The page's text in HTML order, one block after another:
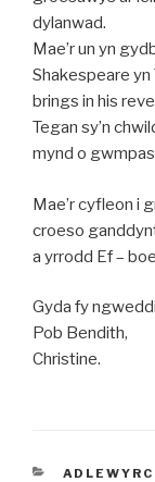
dylanwad.
Mae’r un yn
Shakespeare
brings in his
Tegan sy’n
mynd o
Mae’r cyfleon i
croeso ganddynt
a yrrodd Ef –
Gyda fy
Pob Bendith,
Christine.